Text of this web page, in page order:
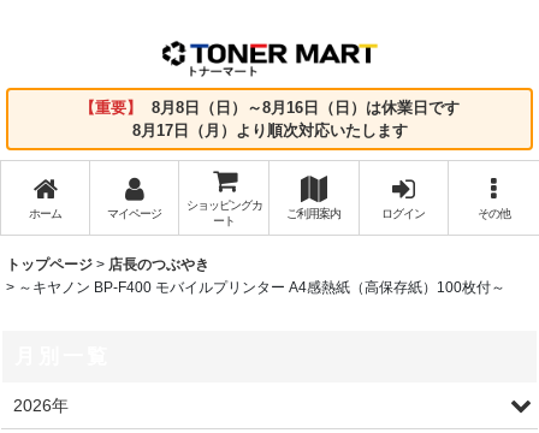
【重要】
8月8日（日）～8月16日（日）は休業日です
8月17日（月）より順次対応いたします
ホーム マイページ
ショッピングカ
ート
ご利用案内 ログイン その他
トップページ > 店長のつぶやき
> ～キヤノン BP-F400 モバイルプリンター A4感熱紙（高保存紙）100枚付～
2026年